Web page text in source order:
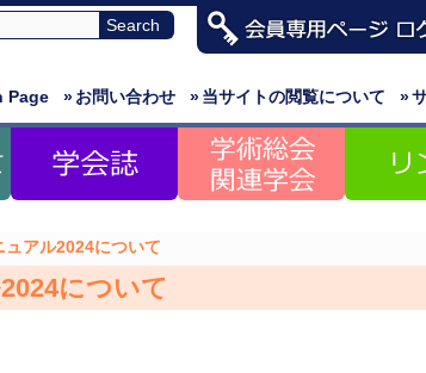
»
»当サイトの閲覧について
»お問い合わせ
Page
アル2024について
について